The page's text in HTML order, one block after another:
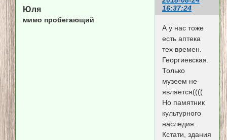
16:37:24
Юля
мимо пробегающий
А у нас тоже
есть аптека
тех времен.
Георгиевская.
Только
музеем не
является((((
Но памятник
культурного
наследия.
Кстати, здания